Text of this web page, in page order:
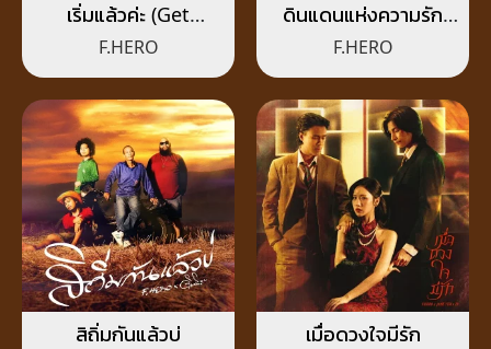
เริ่มแล้วค่ะ (Get
Started)
F.HERO
ดินแดนแห่งความรัก
(F.HERO)
F.HERO
สิถิ่มกันแล้วบ่ เมื่อดวงใจมีรัก